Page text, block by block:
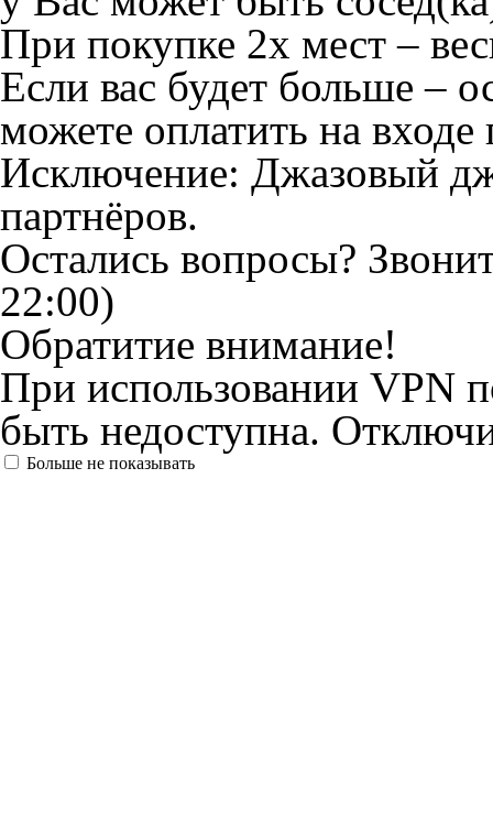
При покупке 2х мест –
Если вас будет больше –
можете оплатить на входе
Исключение: Джазовый
партнёров.
Остались вопросы?
22:00)
Обратитие внимание!
При использовании VPN
быть недоступна.
Больше не показывать